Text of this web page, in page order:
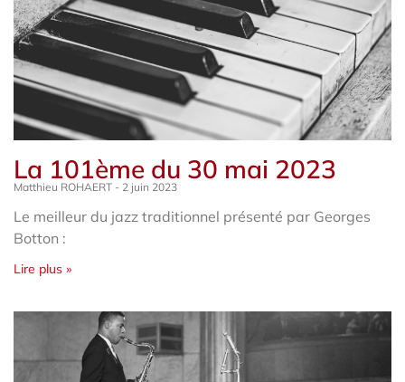
La 101ème du 30 mai 2023
Matthieu ROHAERT 2 juin 2023
Le meilleur du jazz traditionnel présenté par Georges
Botton :
Lire plus »